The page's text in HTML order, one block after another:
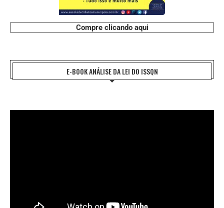
Compre clicando aqui
E-BOOK ANÁLISE DA LEI DO ISSQN